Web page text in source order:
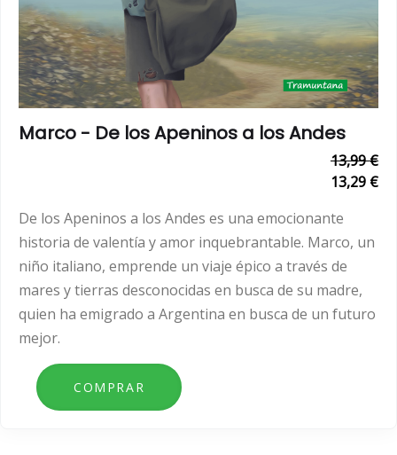
Marco - De los Apeninos a los Andes
13,99 €
13,29 €
De los Apeninos a los Andes es una emocionante
historia de valentía y amor inquebrantable. Marco, un
niño italiano, emprende un viaje épico a través de
mares y tierras desconocidas en busca de su madre,
quien ha emigrado a Argentina en busca de un futuro
mejor.